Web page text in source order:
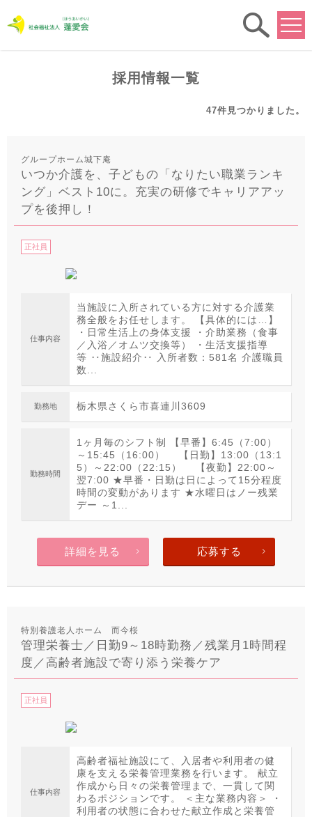
採用情報一覧
47件 見つかりました。
グループホーム城下庵
いつか介護を、子どもの「なりたい職業ランキ
ング」ベスト10に。充実の研修でキャリアアッ
プを後押し！
正社員
仕事内容
当施設に入所されている方に対する介護業
務全般をお任せします。 【具体的には…】
・日常生活上の身体支援 ・介助業務（食事
／入浴／オムツ交換等） ・生活支援指導
等 ‥施設紹介‥ 入所者数：581名 介護職員
数...
勤務地 栃木県さくら市喜連川3609
勤務時間
1ヶ月毎のシフト制 【早番】6:45（7:00）
～15:45（16:00） 【日勤】13:00（13:1
5）～22:00（22:15） 【夜勤】22:00～
翌7:00 ★早番・日勤は日によって15分程度
時間の変動があります ★水曜日はノー残業
デー ～1...
詳細を見る 応募する
特別養護老人ホーム 而今桜
管理栄養士／日勤9～18時勤務／残業月1時間程
度／高齢者施設で寄り添う栄養ケア
正社員
仕事内容
高齢者福祉施設にて、入居者や利用者の健
康を支える栄養管理業務を行います。 献立
作成から日々の栄養管理まで、一貫して関
わるポジションです。 ＜主な業務内容＞ ・
利用者の状態に合わせた献立作成と栄養管